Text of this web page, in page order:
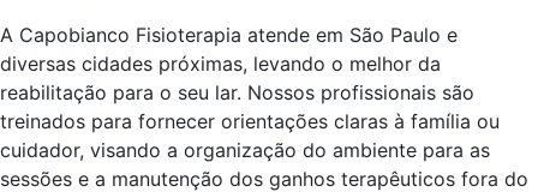
A Capobianco Fisioterapia atende em São Paulo e
diversas cidades próximas, levando o melhor da
reabilitação para o seu lar. Nossos profissionais são
treinados para fornecer orientações claras à família ou
cuidador, visando a organização do ambiente para as
sessões e a manutenção dos ganhos terapêuticos fora do